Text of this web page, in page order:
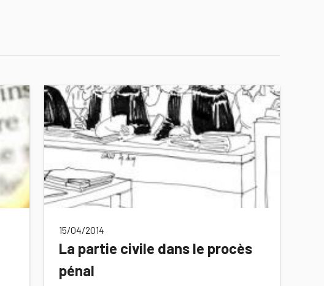
15/04/2014
La partie civile dans le procès
pénal